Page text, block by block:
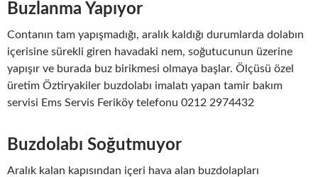
Buzlanma Yapıyor
Contanın tam yapışmadığı, aralık kaldığı durumlarda dolabın
içerisine sürekli giren havadaki nem, soğutucunun üzerine
yapışır ve burada buz birikmesi olmaya başlar. Ölçüsü özel
üretim Öztiryakiler buzdolabı imalatı yapan tamir bakım
servisi Ems Servis Feriköy telefonu 0212 2974432
Buzdolabı Soğutmuyor
Aralık kalan kapısından içeri hava alan buzdolapları